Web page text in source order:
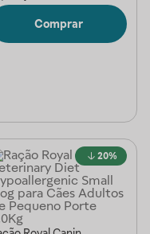
Comprar
20%